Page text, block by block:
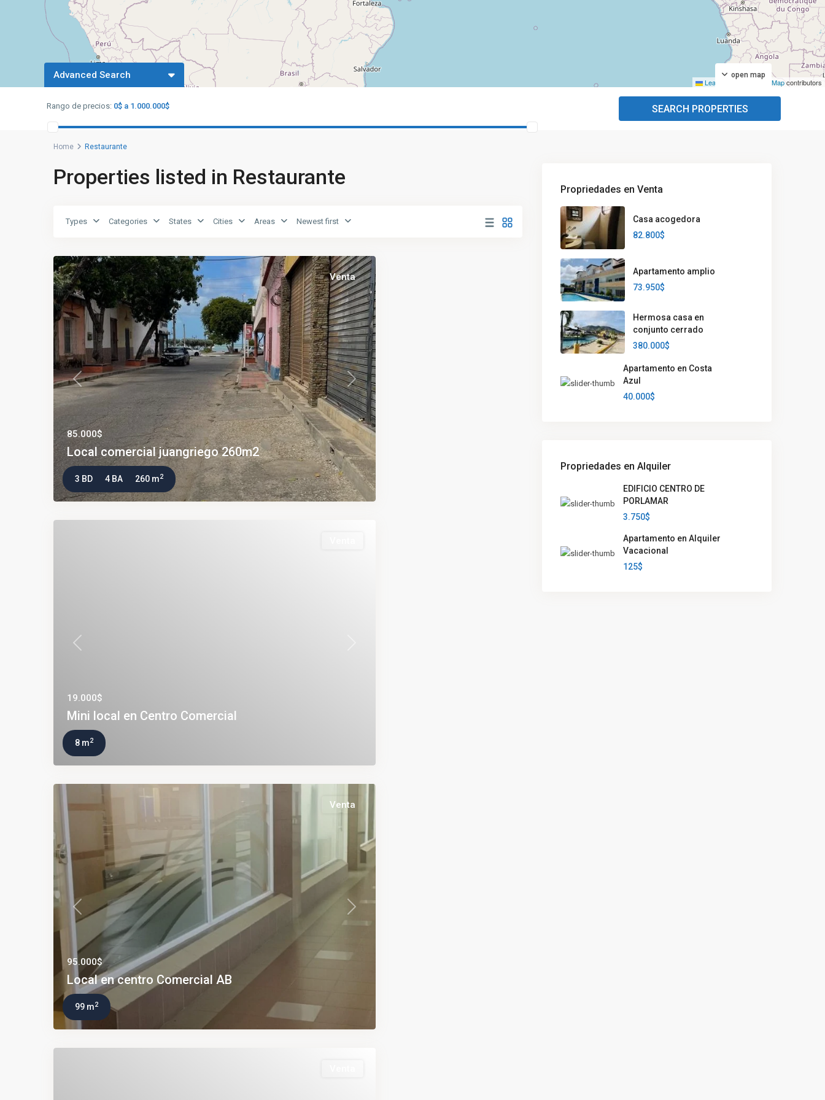
Leaflet © OpenStreetMapcontributors
open map
Advanced Search
Rango de precios: 0$ a 1.000.000$ SEARCH PROPERTIES
Home Restaurante
Properties listed in Restaurante
Types Categories States Cities Areas Newest first
Venta
Previous Next
85.000$
Local comercial juangriego 260m2
3 BD 4 BA 260 m2
Previous
19.000$
Mini local en Centro Comercial
8 m2
Venta
Previous Next
95.000$
Local en centro Comercial AB
99 m2
Propriedades en Venta
Casa acogedora
82.800$
Apartamento amplio
73.950$
Hermosa casa en
conjunto cerrado
380.000$
Apartamento en Costa
Azul
40.000$
Propriedades en Alquiler
EDIFICIO CENTRO DE
PORLAMAR
3.750$
Apartamento en Alquiler
Vacacional
125$